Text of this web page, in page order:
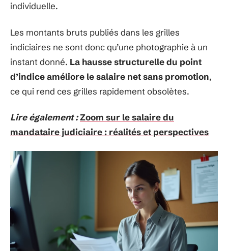
individuelle.
Les montants bruts publiés dans les grilles
indiciaires ne sont donc qu’une photographie à un
instant donné. La hausse structurelle du point
d’indice améliore le salaire net sans promotion,
ce qui rend ces grilles rapidement obsolètes.
Lire également :Zoom sur le salaire du
mandataire judiciaire : réalités et perspectives